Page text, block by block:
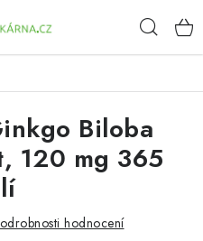
Biloba
120 mg 365
hodnocení